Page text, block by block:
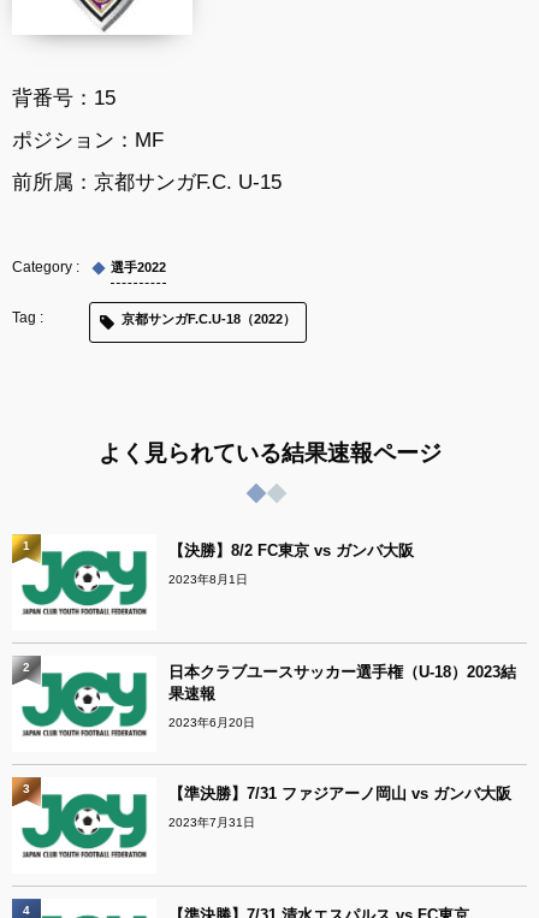
背番号： 15
ポジション： MF
前所属： 京都サンガF.C. U-15
選手2022
京都サンガF.C.U-18（2022）
よく見られている結果速報ページ
【決勝】8/2 FC東京 vs ガンバ大阪
2023年8月1日
1
日本クラブユースサッカー選手権（U-18）2023結
果速報
2023年6月20日
2
【準決勝】7/31 ファジアーノ岡山 vs ガンバ大阪
2023年7月31日
3
4